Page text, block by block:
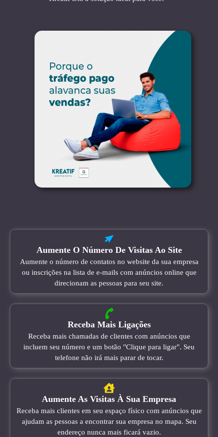
Aumente O Número De Visitas Ao Site
Aumente o número de contatos no website da sua empresa
ou inscrições na lista de e-mails com anúncios online que
direcionam as pessoas para seu site.
Receba Mais Ligações
Receba mais chamadas de clientes com anúncios que
incluem seu número e um botão "Clique para ligar". Seu
telefone não irá mais parar de tocar.
Aumente As Visitas À Sua Empresa
Receba mais clientes em seu espaço físico com anúncios que
ajudam as pessoas a encontrar sua empresa no mapa. Seu
endereço nunca mais ficará vazio.